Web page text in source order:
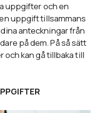
uppgifter och en
uppgift tillsammans
anteckningar från
på dem. På så sätt
och kan gå tillbaka till